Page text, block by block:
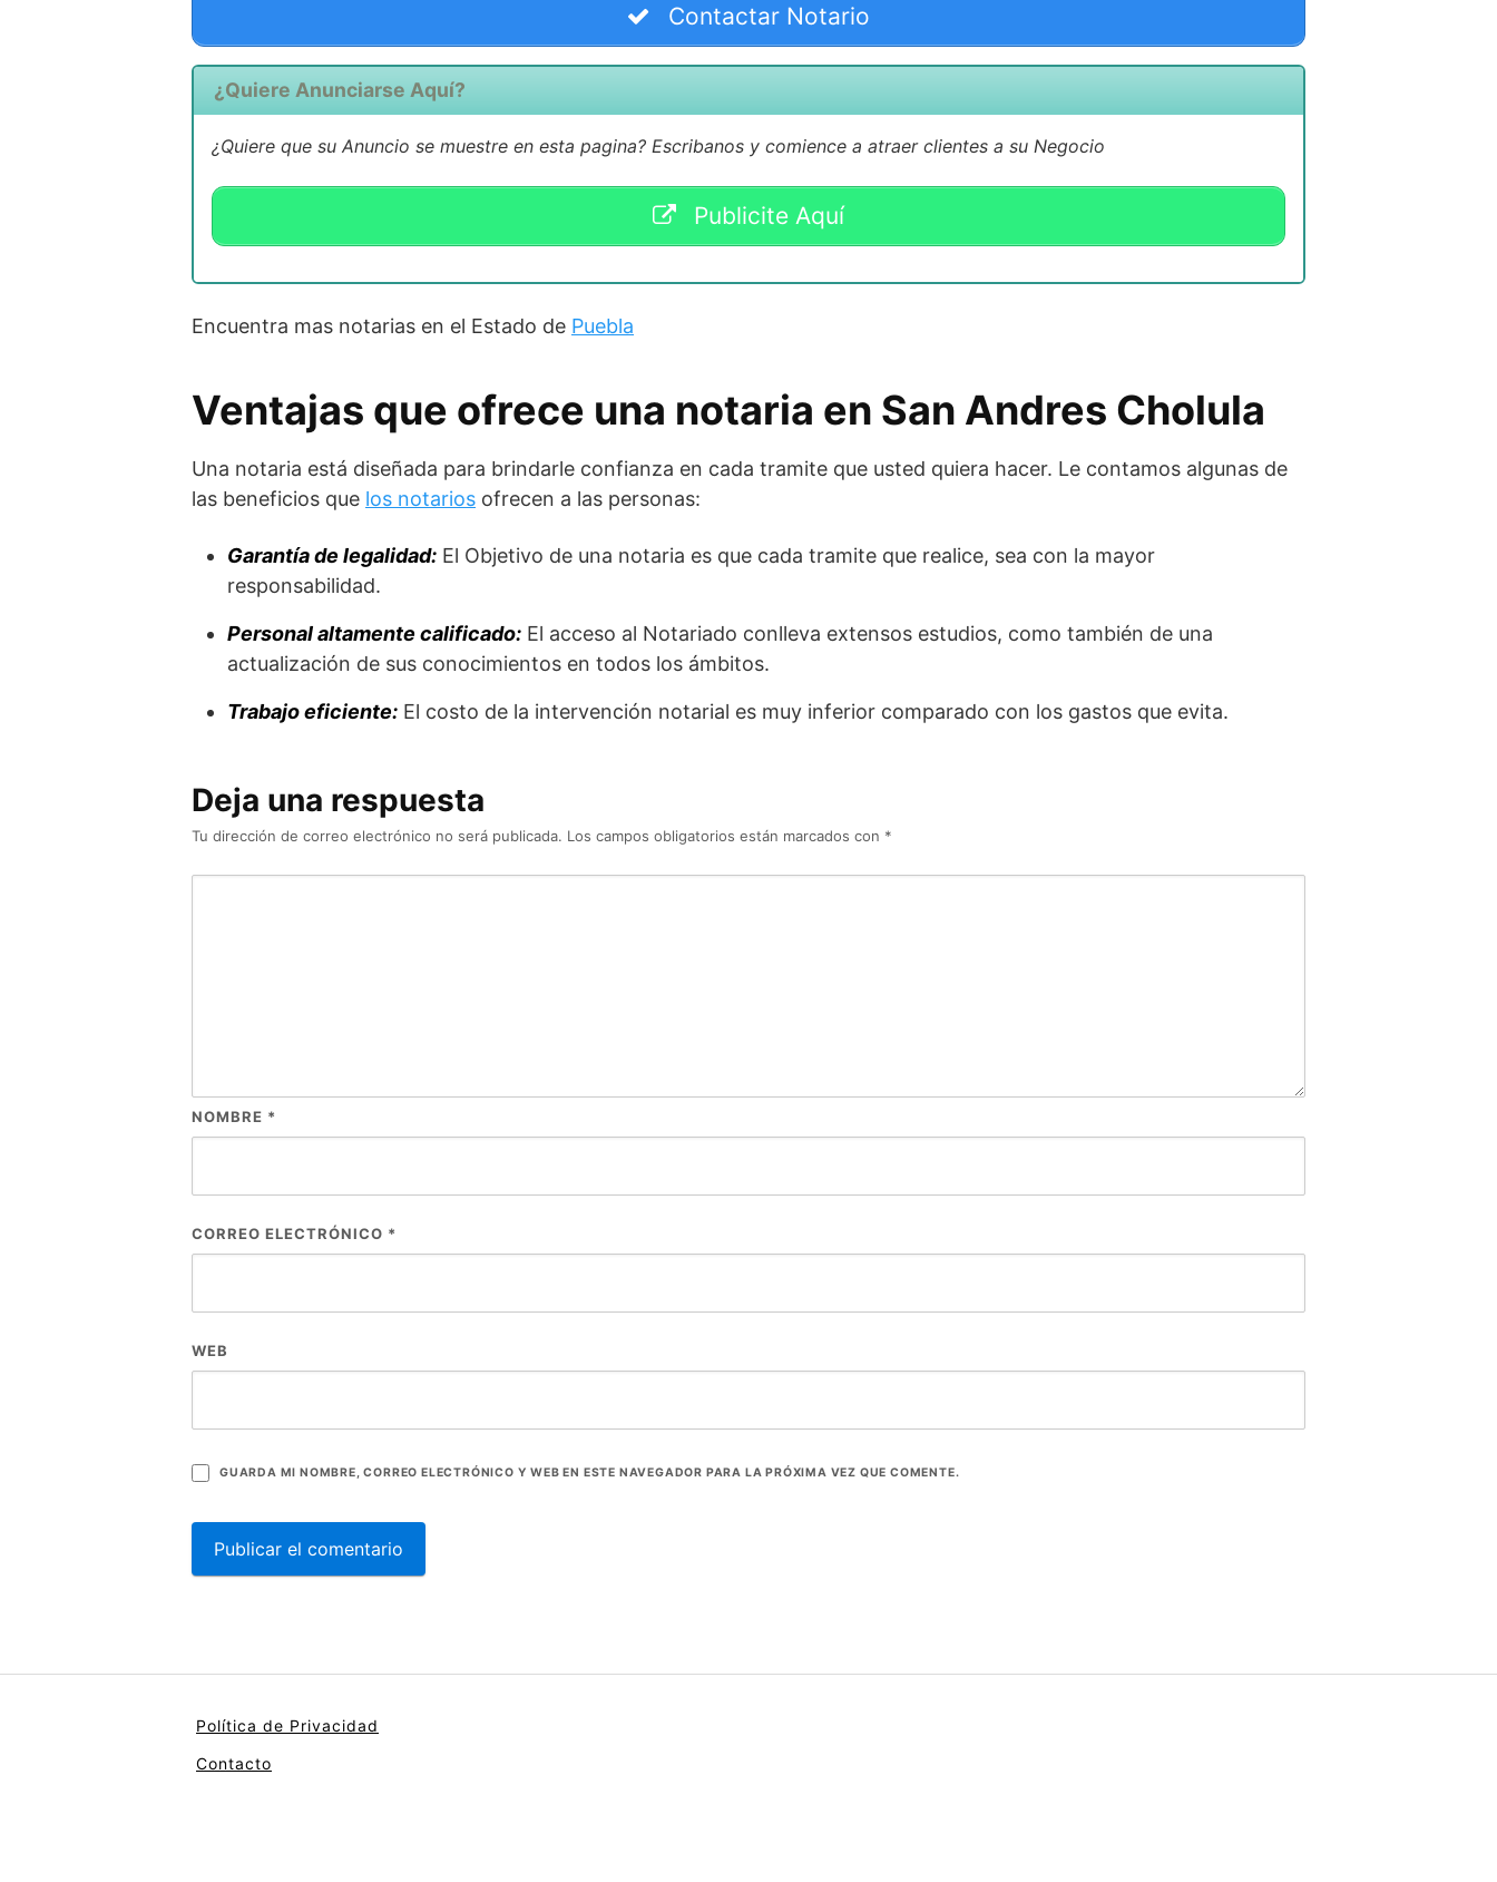
Contactar Notario
¿Quiere Anunciarse Aquí?
¿Quiere que su Anuncio se muestre en esta pagina? Escribanos y comience a atraer clientes a su Negocio
Publicite Aquí
Encuentra mas notarias en el Estado de Puebla
Ventajas que ofrece una notaria en San Andres Cholula
Una notaria está diseñada para brindarle confianza en cada tramite que usted quiera hacer. Le contamos algunas de
las beneficios que los notarios ofrecen a las personas:
Garantía de legalidad: El Objetivo de una notaria es que cada tramite que realice, sea con la mayor
responsabilidad.
Personal altamente calificado: El acceso al Notariado conlleva extensos estudios, como también de una
actualización de sus conocimientos en todos los ámbitos.
Trabajo eficiente: El costo de la intervención notarial es muy inferior comparado con los gastos que evita.
Deja una respuesta
Tu dirección de correo electrónico no será publicada. Los campos obligatorios están marcados con *
NOMBRE *
CORREO ELECTRÓNICO *
WEB
GUARDA MI NOMBRE, CORREO ELECTRÓNICO Y WEB EN ESTE NAVEGADOR PARA LA PRÓXIMA VEZ QUE COMENTE.
Política de Privacidad
Contacto